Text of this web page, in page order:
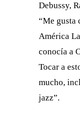
Debussy,
“Me gusta
América
conocía a
Tocar a
mucho,
jazz”.